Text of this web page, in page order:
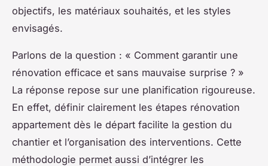
objectifs, les matériaux souhaités, et les styles
envisagés.
Parlons de la question : « Comment garantir une
rénovation efficace et sans mauvaise surprise ? »
La réponse repose sur une planification rigoureuse.
En effet, définir clairement les étapes rénovation
appartement dès le départ facilite la gestion du
chantier et l’organisation des interventions. Cette
méthodologie permet aussi d’intégrer les